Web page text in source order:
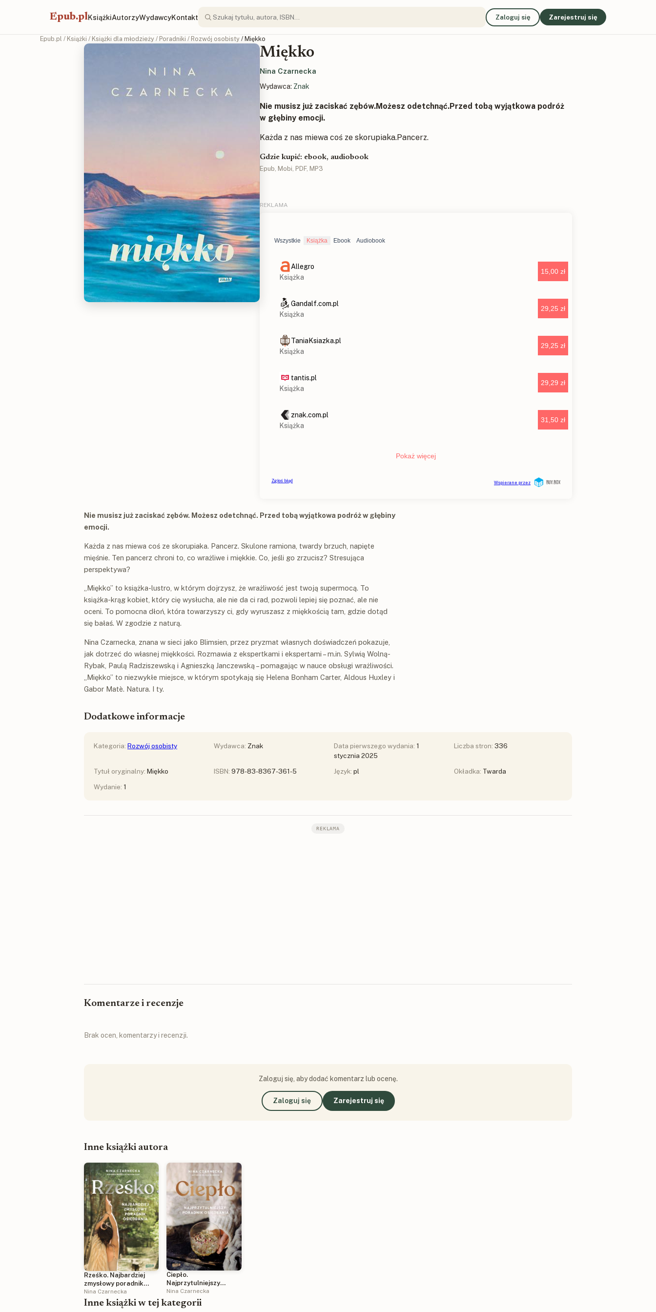
Epub.plKsiążkiAutorzyWydawcyKontakt Zaloguj się Zarejestruj się
Epub.pl / Książki / Książki dla młodzieży / Poradniki / Rozwój osobisty / Miękko
Miękko
Nina Czarnecka
Wydawca: Znak
Nie musisz już zaciskać zębów.Możesz odetchnąć.Przed tobą wyjątkowa podróż
w głębiny emocji.
Każda z nas miewa coś ze skorupiaka.Pancerz.
Gdzie kupić: ebook, audiobook
Epub, Mobi, PDF, MP3
Nie musisz już zaciskać zębów. Możesz odetchnąć. Przed tobą wyjątkowa podróż w głębiny
emocji.
Każda z nas miewa coś ze skorupiaka. Pancerz. Skulone ramiona, twardy brzuch, napięte
mięśnie. Ten pancerz chroni to, co wrażliwe i miękkie. Co, jeśli go zrzucisz? Stresująca
perspektywa?
„Miękko” to książka-lustro, w którym dojrzysz, że wrażliwość jest twoją supermocą. To
książka-krąg kobiet, który cię wysłucha, ale nie da ci rad, pozwoli lepiej się poznać, ale nie
oceni. To pomocna dłoń, która towarzyszy ci, gdy wyruszasz z miękkością tam, gdzie dotąd
się bałaś. W zgodzie z naturą.
Nina Czarnecka, znana w sieci jako Blimsien, przez pryzmat własnych doświadczeń pokazuje,
jak dotrzeć do własnej miękkości. Rozmawia z ekspertkami i ekspertami – m.in. Sylwią Wolną-
Rybak, Paulą Radziszewską i Agnieszką Janczewską – pomagając w nauce obsługi wrażliwości.
„Miękko” to niezwykłe miejsce, w którym spotykają się Helena Bonham Carter, Aldous Huxley i
Gabor Matè. Natura. I ty.
Dodatkowe informacje
Kategoria: Rozwój osobisty Wydawca: Znak Data pierwszego wydania: 1
stycznia 2025
Liczba stron: 336
Tytuł oryginalny: Miękko ISBN: 978-83-8367-361-5 Język: pl Okładka: Twarda
Wydanie: 1
REKLAMA
Komentarze i recenzje
Brak ocen, komentarzy i recenzji.
Zaloguj się, aby dodać komentarz lub ocenę.
Zaloguj się Zarejestruj się
Inne książki autora
Rześko. Najbardziej
zmysłowy poradnik
osiędbania
Nina Czarnecka
Ciepło.
Najprzytulniejszy
poradnik osiędbania
Nina Czarnecka
Inne książki w tej kategorii